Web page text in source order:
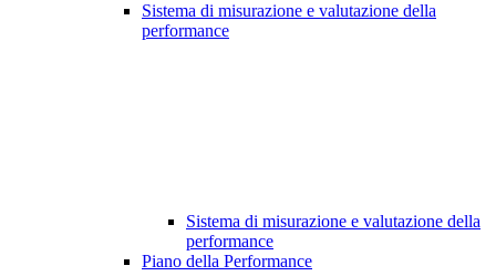
Sistema di misurazione e valutazione della
performance
Sistema di misurazione e valutazione della
performance
Piano della Performance